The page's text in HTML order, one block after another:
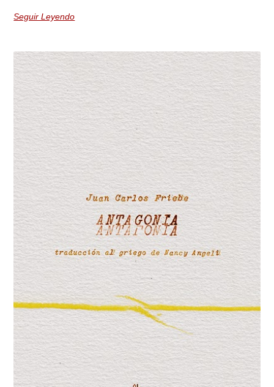
Seguir Leyendo